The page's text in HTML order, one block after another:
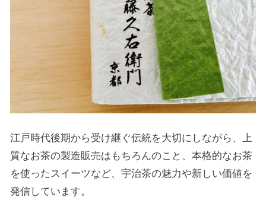
江戸時代後期から受け継ぐ伝統を大切にしながら、上
質なお茶の製造販売はもちろんのこと、本格的なお茶
を使ったスイーツなど、宇治茶の魅力や新しい価値を
発信しています。